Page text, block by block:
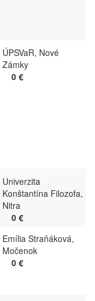
ÚPSVaR, Nové
Zámky
0 €
Univerzita
Konštantína Filozofa,
Nitra
0 €
Emília Straňáková,
Močenok
0 €